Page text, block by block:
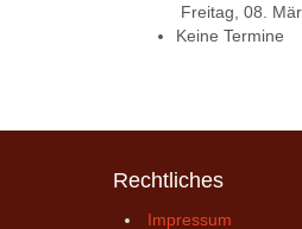
Freitag, 08.
Keine Termine
Rechtliches
Impressum